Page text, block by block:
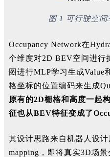
图 1 可行驶空
Occupancy Network在H
个维度对2D BEV空间进行
图进行MLP学习生成Value
格坐标的位置编码来生成Q
原有的2D栅格和高度一起
征也从BEV特征变成了
其设计思路来自机器人设计
mapping ，即将真实3D场